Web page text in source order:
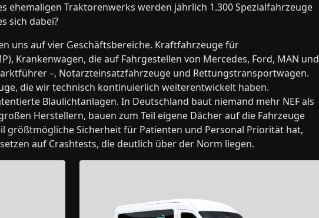
ehemaligen Traktorenwerks werden jährlich 1.300 Spezialfahrzeuge
sich dabei?
uns auf vier Geschäftsbereiche. Kraftfahrzeuge für
Krankenwagen, die auf Fahrgestellen von Mercedes, Ford, MAN und
–, Notarzteinsatzfahrzeuge und Rettungstransportwagen.
die wir technisch kontinuierlich weiterentwickelt haben.
Blaulichtanlagen. In Deutschland baut niemand mehr NEF als
Herstellern, bauen zum Teil eigene Dächer auf die Fahrzeuge
größtmögliche Sicherheit für Patienten und Personal Priorität hat,
auf Crashtests, die deutlich über der Norm liegen.